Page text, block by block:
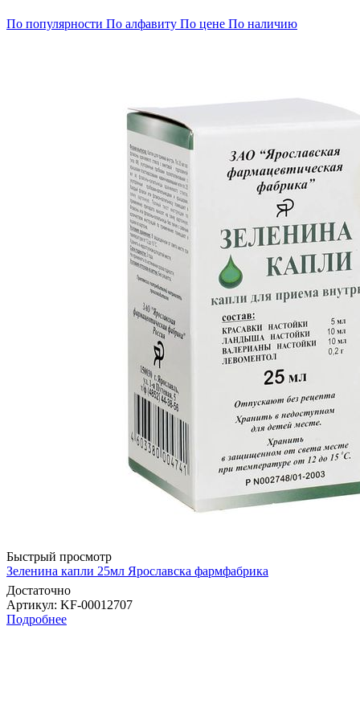
По популярности По алфавиту По цене По наличию
Быстрый просмотр
Зеленина капли 25мл Ярославска фармфабрика
Достаточно
Артикул: KF-00012707
Подробнее